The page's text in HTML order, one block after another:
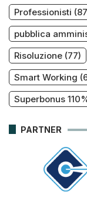
Professionisti
pubblica
Risoluzione (77)
Smart Working
Superbonus
PARTNER